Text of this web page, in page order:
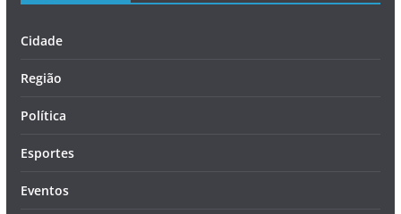
Cidade
Região
Política
Esportes
Eventos